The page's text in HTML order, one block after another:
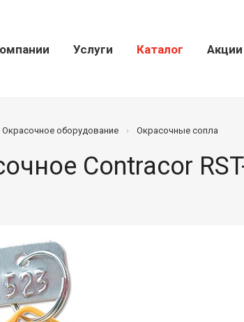
Услуги Каталог Акции
Окрасочное оборудование Окрасочные сопла
Contracor